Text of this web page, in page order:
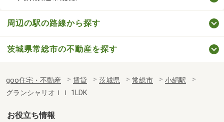
周辺の駅の路線から探す
茨城県常総市の不動産を探す
goo住宅・不動産 賃貸 茨城県 常総市
小絹駅
グランシャリオＩＩ 1LDK
お役立ち情報